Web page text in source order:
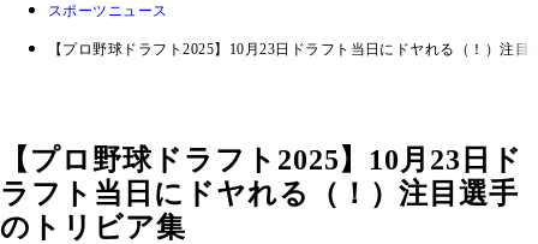
スポーツニュース
【プロ野球ドラフト2025】10月23日ドラフト当日にドヤれる（！）注目
【プロ野球ドラフト2025】10月23日ド
ラフト当日にドヤれる（！）注目選手
のトリビア集